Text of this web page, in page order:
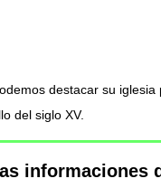
destacar su iglesia
del siglo XV.
informaciones